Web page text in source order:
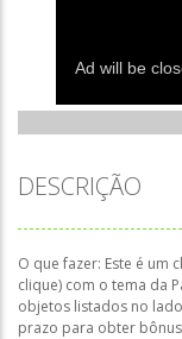
DESCRIÇÃO
O que fazer: Este é um
clique) com o tema da
objetos listados no
prazo para obter